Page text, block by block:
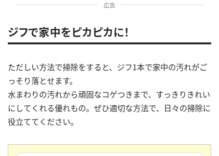
広告
ジフで家中をピカピカに！
ただしい方法で掃除をすると、ジフ1本で家中の汚れがご
っそり落とせます。
水まわりの汚れから頑固なコゲつきまで、すっきりきれい
にしてくれる優れもの。ぜひ適切な方法で、日々の掃除に
役立ててください。